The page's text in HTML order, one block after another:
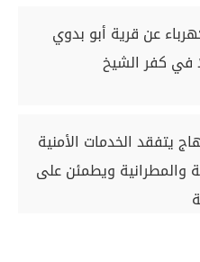
عن قرية أبو بدوي
في كفر الشيخ
يتفقد الخدمات الأمنية
والمطرانية ويطمئن على